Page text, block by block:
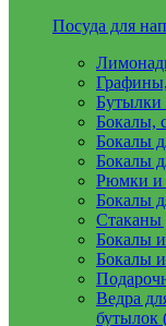
Посуда для
Бутылки
Бокалы,
Бокалы
Бокалы
Рюмки и
Бокалы
Стаканы
Бокалы
Бокалы
Ведра
бутылок